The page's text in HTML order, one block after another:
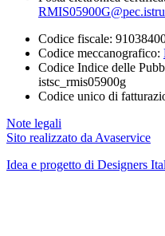
Codice fiscale:
Codice meccanografico:
Codice Indice delle
istsc_rmis05900g
Codice unico di
Note legali
Sito realizzato da Avaservice
Idea e progetto di Designers